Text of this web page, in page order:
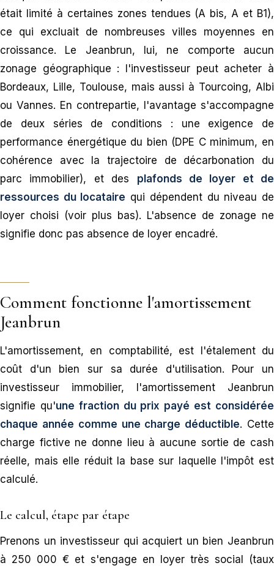
était limité à certaines zones tendues (A bis, A et B1),
ce qui excluait de nombreuses villes moyennes en
croissance. Le Jeanbrun, lui, ne comporte aucun
zonage géographique : l'investisseur peut acheter à
Bordeaux, Lille, Toulouse, mais aussi à Tourcoing, Albi
ou Vannes. En contrepartie, l'avantage s'accompagne
de deux séries de conditions : une exigence de
performance énergétique du bien (DPE C minimum, en
cohérence avec la trajectoire de décarbonation du
parc immobilier), et des plafonds de loyer et de
ressources du locataire qui dépendent du niveau de
loyer choisi (voir plus bas). L'absence de zonage ne
signifie donc pas absence de loyer encadré.
Comment fonctionne l'amortissement
Jeanbrun
L'amortissement, en comptabilité, est l'étalement du
coût d'un bien sur sa durée d'utilisation. Pour un
investisseur immobilier, l'amortissement Jeanbrun
signifie qu'une fraction du prix payé est considérée
chaque année comme une charge déductible. Cette
charge fictive ne donne lieu à aucune sortie de cash
réelle, mais elle réduit la base sur laquelle l'impôt est
calculé.
Le calcul, étape par étape
Prenons un investisseur qui acquiert un bien Jeanbrun
à 250 000 € et s'engage en loyer très social (taux